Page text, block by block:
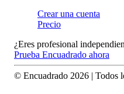
Crear una cuenta
Precio
¿Eres profesional
Prueba Encuadrado ahora
© Encuadrado 2026 | Todos